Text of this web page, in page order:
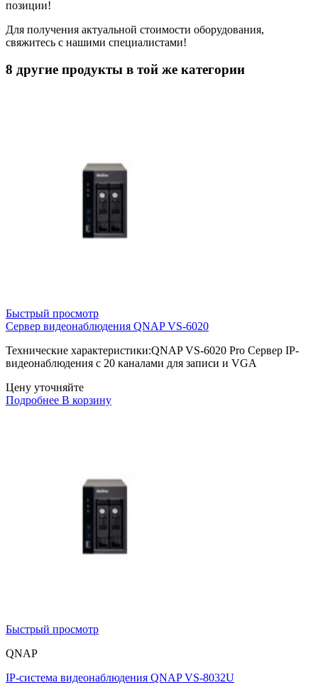
позиции!
Для получения актуальной стоимости оборудования,
свяжитесь с нашими специалистами!
8 другие продукты в той же категории
Быстрый просмотр
Сервер видеонаблюдения QNAP VS-6020
Технические характеристики:QNAP VS-6020 Pro Сервер IP-
видеонаблюдения с 20 каналами для записи и VGA
Цену уточняйте
Подробнее В корзину
Быстрый просмотр
QNAP
IP-система видеонаблюдения QNAP VS-8032U